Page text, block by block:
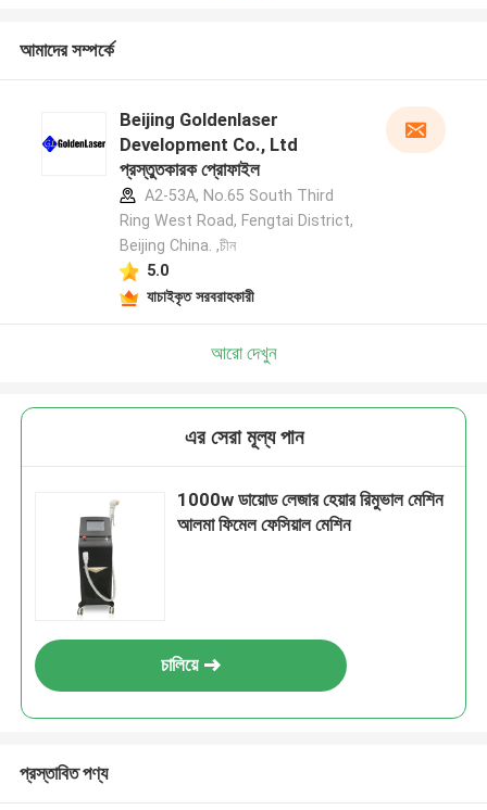
আমাদের সম্পর্কে
Beijing Goldenlaser
Development Co., Ltd
প্রস্তুতকারক প্রোফাইল
A2-53A, No.65 South Third
Ring West Road, Fengtai District,
Beijing China. ,চীন
5.0
যাচাইকৃত সরবরাহকারী
আরো দেখুন
এর সেরা মূল্য পান
1000w ডায়োড লেজার হেয়ার রিমুভাল মেশিন
আলমা ফিমেল ফেসিয়াল মেশিন
চালিয়ে
প্রস্তাবিত পণ্য